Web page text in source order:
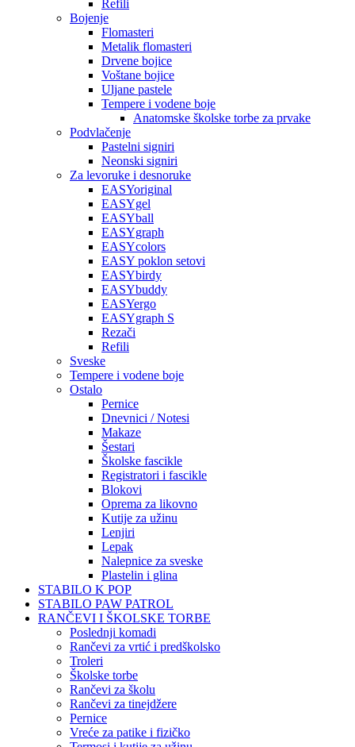
Refili
Bojenje
Flomasteri
Metalik flomasteri
Drvene bojice
Voštane bojice
Uljane pastele
Tempere i vodene boje
Anatomske školske torbe za prvake
Podvlačenje
Pastelni signiri
Neonski signiri
Za levoruke i desnoruke
EASYoriginal
EASYgel
EASYball
EASYgraph
EASYcolors
EASY poklon setovi
EASYbirdy
EASYbuddy
EASYergo
EASYgraph S
Rezači
Refili
Sveske
Tempere i vodene boje
Ostalo
Pernice
Dnevnici / Notesi
Makaze
Šestari
Školske fascikle
Registratori i fascikle
Blokovi
Oprema za likovno
Kutije za užinu
Lenjiri
Lepak
Nalepnice za sveske
Plastelin i glina
STABILO K POP
STABILO PAW PATROL
RANČEVI I ŠKOLSKE TORBE
Poslednji komadi
Rančevi za vrtić i predškolsko
Troleri
Školske torbe
Rančevi za školu
Rančevi za tinejdžere
Pernice
Vreće za patike i fizičko